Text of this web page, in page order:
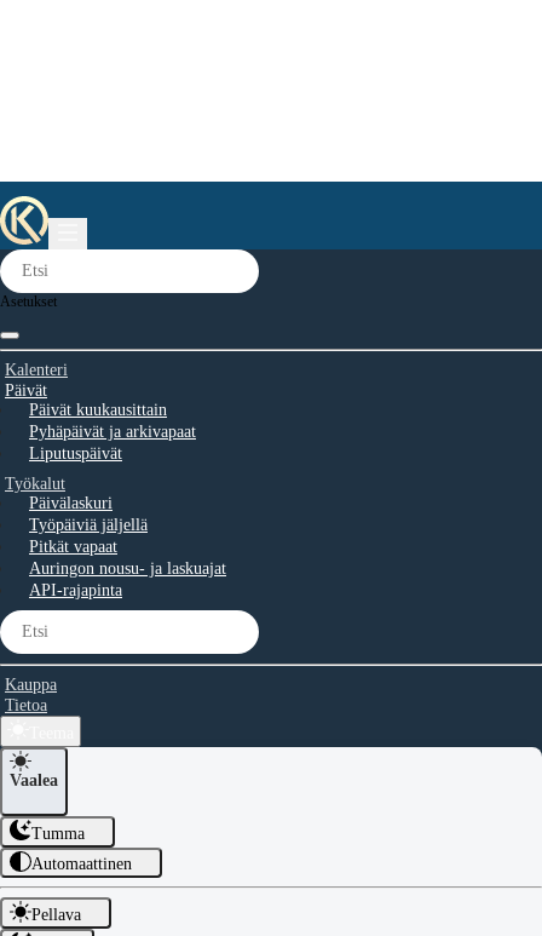
Asetukset
Kalenteri
Päivät
Päivät kuukausittain
Pyhäpäivät ja arkivapaat
Liputuspäivät
Työkalut
Päivälaskuri
Työpäiviä jäljellä
Pitkät vapaat
Auringon nousu- ja laskuajat
API-rajapinta
Kauppa
Tietoa
Vaalea
Tumma
Automaattinen
Pellava